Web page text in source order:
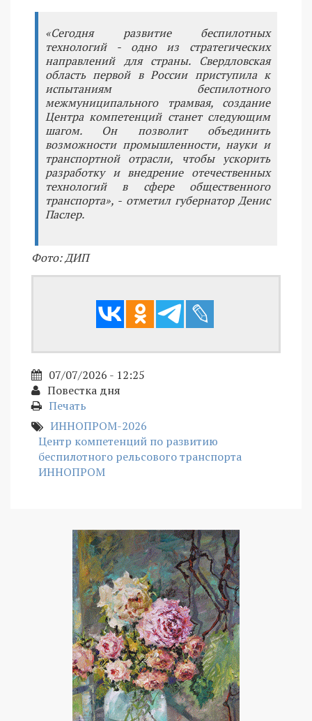
«Сегодня развитие беспилотных
технологий - одно из стратегических
направлений для страны. Свердловская
область первой в России приступила к
испытаниям беспилотного
межмуниципального трамвая, создание
Центра компетенций станет следующим
шагом. Он позволит объединить
возможности промышленности, науки и
транспортной отрасли, чтобы ускорить
разработку и внедрение отечественных
технологий в сфере общественного
транспорта», - отметил губернатор Денис
Паслер.
Фото: ДИП
07/07/2026 - 12:25
Повестка дня
Печать
ИННОПРОМ-2026
Центр компетенций по развитию
беспилотного рельсового транспорта
ИННОПРОМ